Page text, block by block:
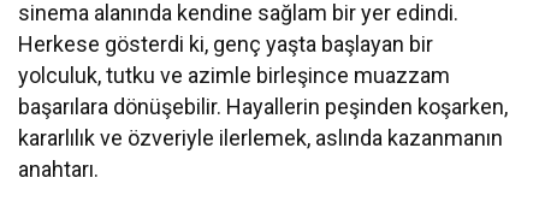
sinema alanında kendine sağlam bir yer edindi.
Herkese gösterdi ki, genç yaşta başlayan bir
yolculuk, tutku ve azimle birleşince muazzam
başarılara dönüşebilir. Hayallerin peşinden koşarken,
kararlılık ve özveriyle ilerlemek, aslında kazanmanın
anahtarı.